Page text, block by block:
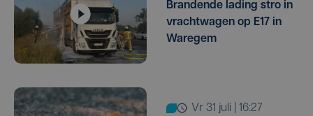
Brandende lading stro in
vrachtwagen op E17 in
Waregem
vr 31 juli | 16:27